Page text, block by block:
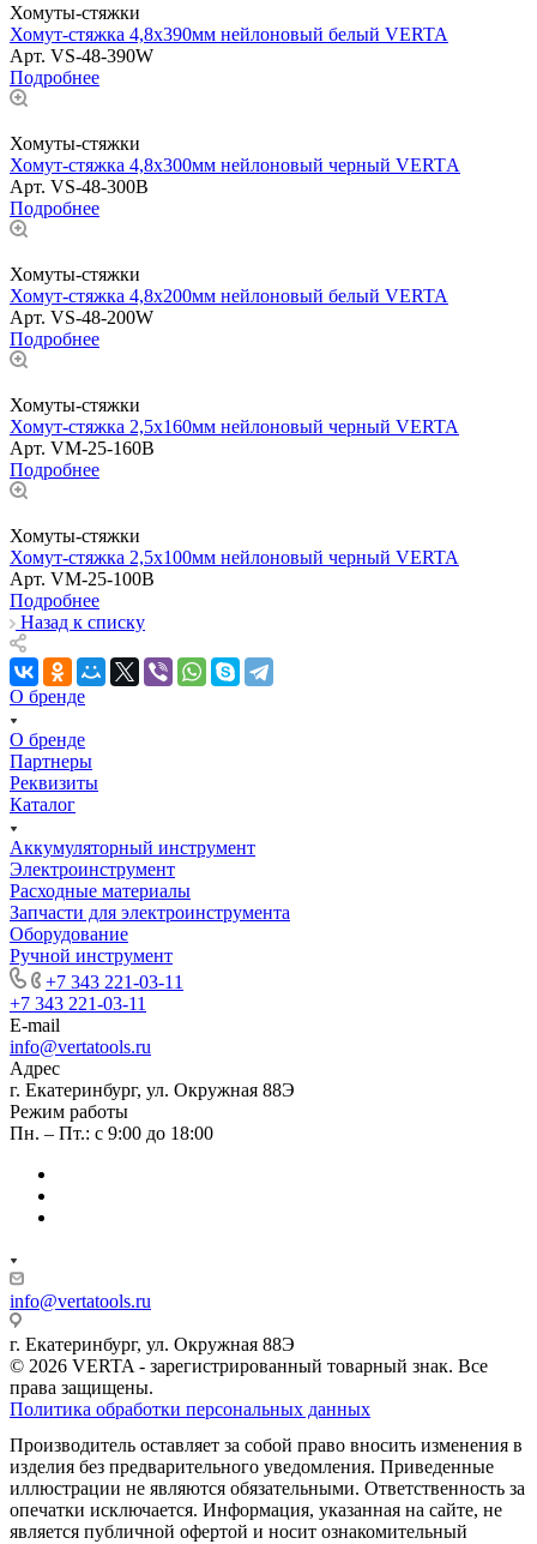
Хомуты-стяжки
Хомут-стяжка 4,8х390мм нейлоновый белый VERTA
Арт. VS-48-390W
Подробнее
Хомуты-стяжки
Хомут-стяжка 4,8х300мм нейлоновый черный VERTА
Арт. VS-48-300B
Подробнее
Хомуты-стяжки
Хомут-стяжка 4,8х200мм нейлоновый белый VERTA
Арт. VS-48-200W
Подробнее
Хомуты-стяжки
Хомут-стяжка 2,5х160мм нейлоновый черный VERTA
Арт. VM-25-160B
Подробнее
Хомуты-стяжки
Хомут-стяжка 2,5х100мм нейлоновый черный VERTA
Арт. VM-25-100B
Подробнее
Назад к списку
О бренде
О бренде
Партнеры
Реквизиты
Каталог
Аккумуляторный инструмент
Электроинструмент
Расходные материалы
Запчасти для электроинструмента
Оборудование
Ручной инструмент
+7 343 221-03-11
+7 343 221-03-11
E-mail
info@vertatools.ru
Адрес
г. Екатеринбург, ул. Окружная 88Э
Режим работы
Пн. – Пт.: с 9:00 до 18:00
info@vertatools.ru
г. Екатеринбург, ул. Окружная 88Э
© 2026 VERTA - зарегистрированный товарный знак. Все
права защищены.
Политика обработки персональных данных
Производитель оставляет за собой право вносить изменения в
изделия без предварительного уведомления. Приведенные
иллюстрации не являются обязательными. Ответственность за
опечатки исключается. Информация, указанная на сайте, не
является публичной офертой и носит ознакомительный